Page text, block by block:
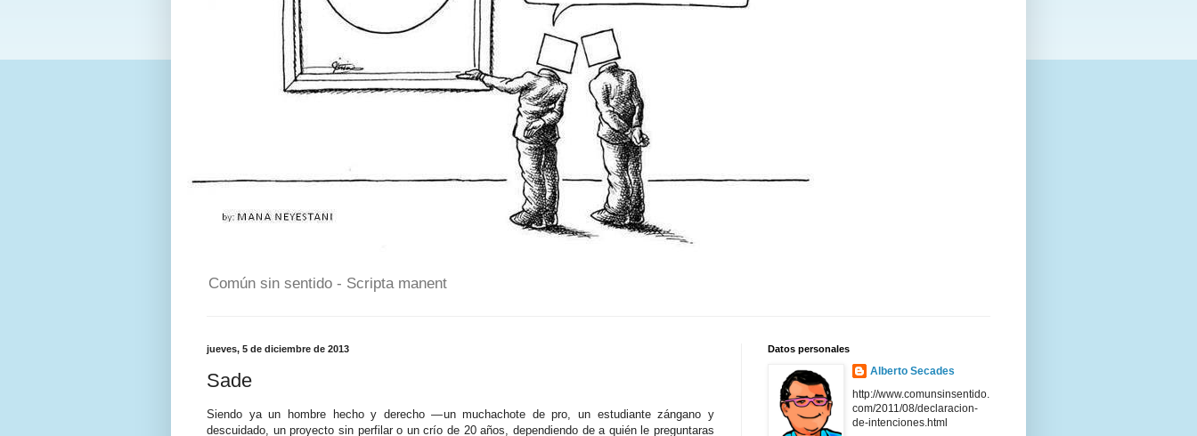
Común sin sentido - Scripta manent
jueves, 5 de diciembre de 2013
Sade
Siendo ya un hombre hecho y derecho —un muchachote de pro, un estudiante zángano y
descuidado, un proyecto sin perfilar o un crío de 20 años, dependiendo de a quién le preguntaras
Datos personales
Alberto Secades
http://www.comunsinsentido.
com/2011/08/declaracion-
de-intenciones.html